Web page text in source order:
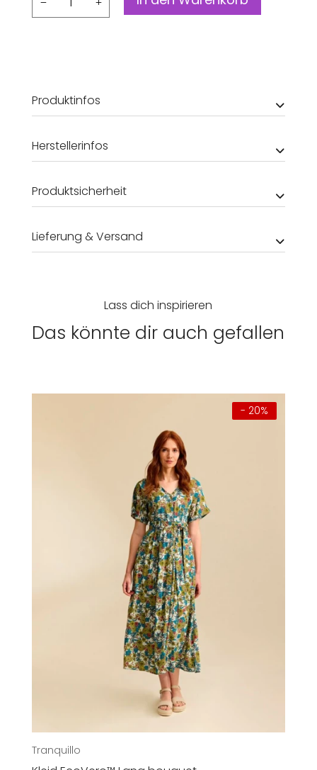
Lauraa
Produktinfos
Herstellerinfos
Produktsicherheit
Lieferung & Versand
Lass dich inspirieren
Das könnte dir auch gefallen
- 20%
Tranquillo